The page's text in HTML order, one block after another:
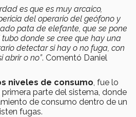
es que es muy arcaico,
del operario del geófono y
pata de elefante, que se pone
donde se cree que hay una
detectar si hay o no fuga, con
abrir o no”. Comentó Daniel
niveles de consumo, fue lo
parte del sistema, donde
de consumo dentro de un
fugas.